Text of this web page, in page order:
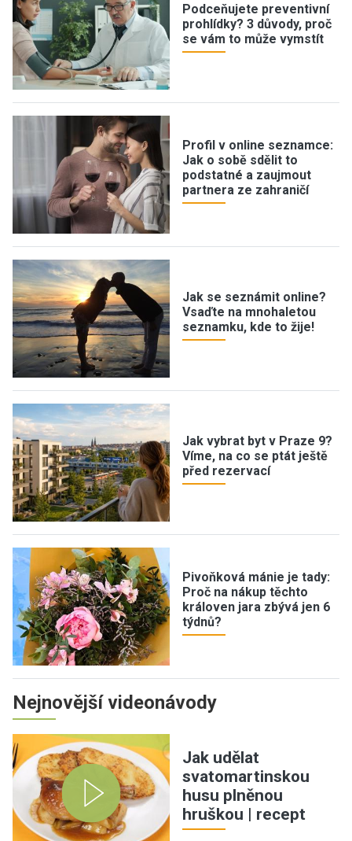
Podceňujete preventivní
prohlídky? 3 důvody, proč
se vám to může vymstít
Profil v online seznamce:
Jak o sobě sdělit to
podstatné a zaujmout
partnera ze zahraničí
Jak se seznámit online?
Vsaďte na mnohaletou
seznamku, kde to žije!
Jak vybrat byt v Praze 9?
Víme, na co se ptát ještě
před rezervací
Pivoňková mánie je tady:
Proč na nákup těchto
královen jara zbývá jen 6
týdnů?
Nejnovější videonávody
Jak udělat
svatomartinskou
husu plněnou
hruškou | recept